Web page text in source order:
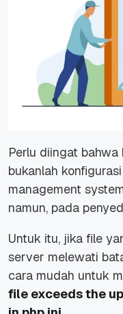
Perlu diingat
bukanlah
management
namun, pada
Untuk itu, jika file
server melewati
cara mudah untuk
file exceeds the